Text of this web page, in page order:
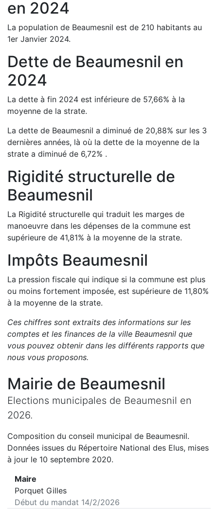
en 2024
La population de Beaumesnil est de 210 habitants au
1er Janvier 2024.
Dette de Beaumesnil en
2024
La dette à fin 2024 est inférieure de 57,66% à la
moyenne de la strate.
La dette de Beaumesnil a diminué de 20,88% sur les 3
dernières années, là où la dette de la moyenne de la
strate a diminué de 6,72% .
Rigidité structurelle de
Beaumesnil
La Rigidité structurelle qui traduit les marges de
manoeuvre dans les dépenses de la commune est
supérieure de 41,81% à la moyenne de la strate.
Impôts Beaumesnil
La pression fiscale qui indique si la commune est plus
ou moins fortement imposée, est supérieure de 11,80%
à la moyenne de la strate.
Ces chiffres sont extraits des informations sur les
comptes et les finances de la ville Beaumesnil que
vous pouvez obtenir dans les différents rapports que
nous vous proposons.
Mairie de Beaumesnil
Elections municipales de Beaumesnil en
2026.
Composition du conseil municipal de Beaumesnil.
Données issues du Répertoire National des Elus, mises
à jour le 10 septembre 2020.
Maire
Porquet Gilles
Début du mandat 14/2/2026